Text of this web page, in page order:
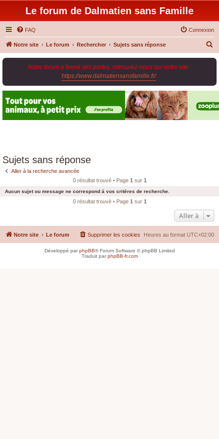
Le forum de Dalmatien sans Famille
FAQ Connexion
Notre site Le forum Rechercher Sujets sans réponse
e
r
Notre forum a fermé ses portes, retrouvez-nous sur notre site :
https://www.dalmatiensansfamille.fr/.
Sujets sans réponse
Aller à la recherche avancée
0 résultat trouvé • Page 1 sur 1
Aucun sujet ou message ne correspond à vos critères de recherche.
0 résultat trouvé • Page 1 sur 1
Aller à
Notre site Le forum Heures au format UTC+02:00
Supprimer les cookies
Développé parphpBB® Forum Software © phpBB Limited
Traduit parphpBB-fr.com